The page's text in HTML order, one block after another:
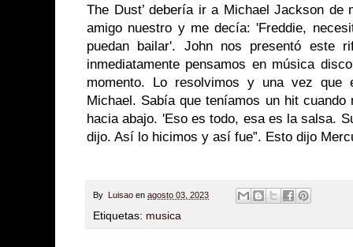
The Dust’ debería ir a Michael Jackson de
amigo nuestro y me decía: 'Freddie,
puedan bailar'. John nos presentó este
inmediatamente pensamos en música
momento. Lo resolvimos y una vez que
Michael. Sabía que teníamos un hit
hacia abajo. 'Eso es todo, esa es la salsa.
dijo. Así lo hicimos y así fue”. Esto dijo
By Luisao en agosto 03, 2023
Etiquetas: musica